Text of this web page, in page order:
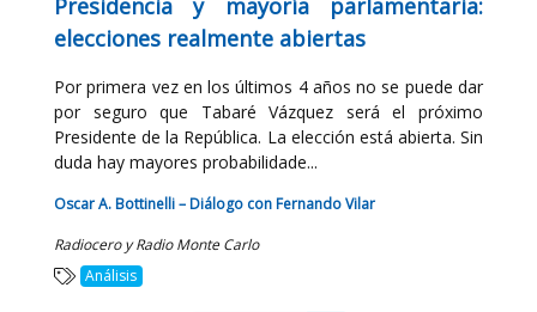
Presidencia y mayoría parlamentaria:
elecciones realmente abiertas
Por primera vez en los últimos 4 años no se puede dar
por seguro que Tabaré Vázquez será el próximo
Presidente de la República. La elección está abierta. Sin
duda hay mayores probabilidade...
Oscar A. Bottinelli – Diálogo con Fernando Vilar
Radiocero y Radio Monte Carlo
Análisis